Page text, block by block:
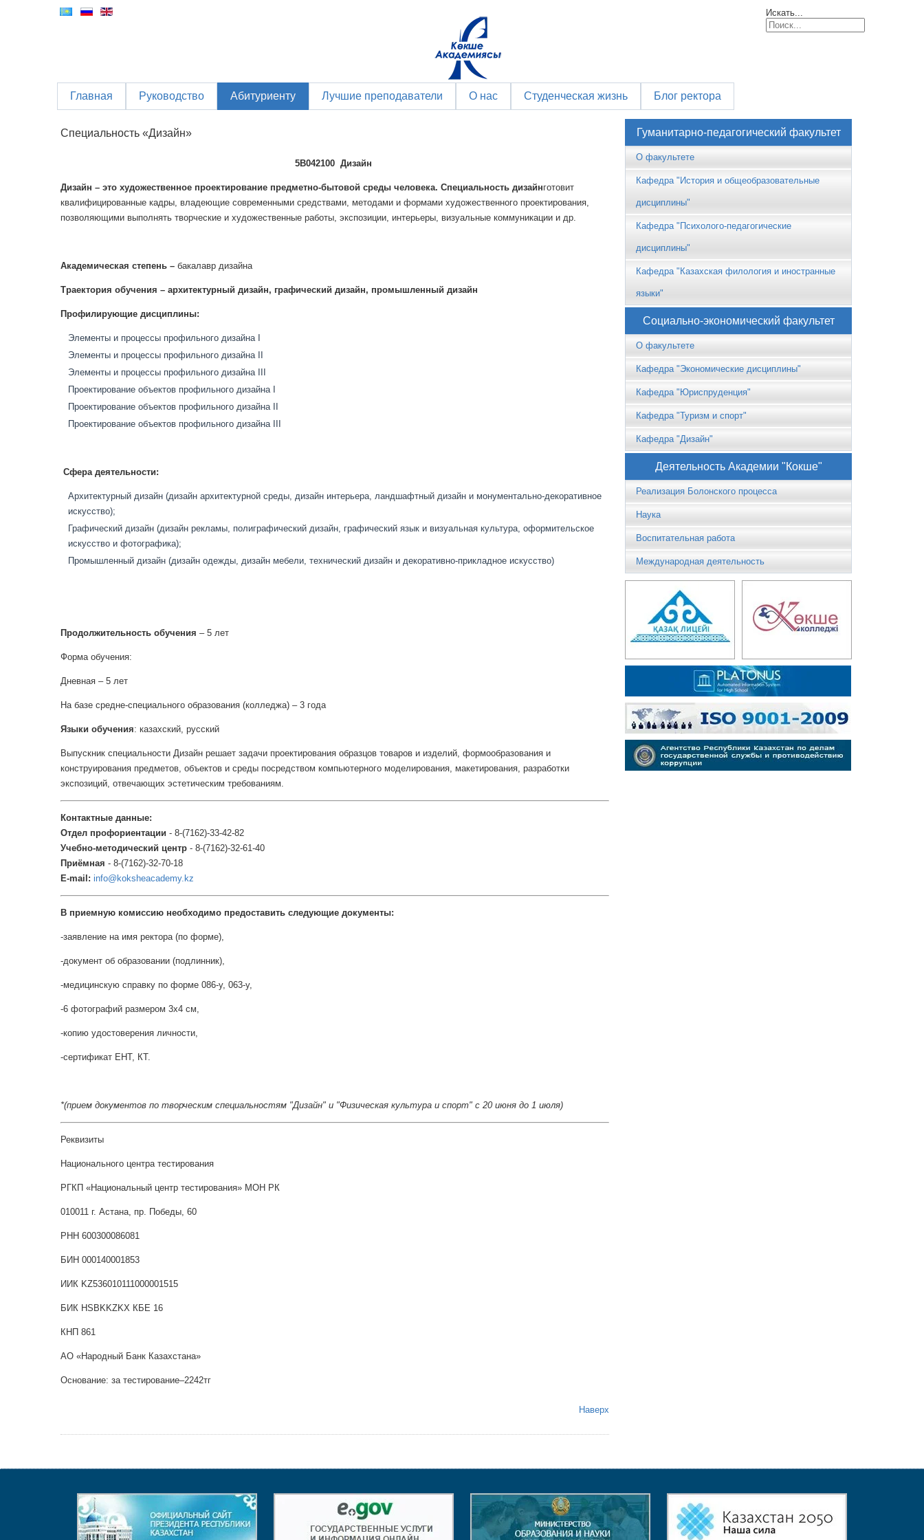
Искать...
Главная Руководство Абитуриенту Лучшие преподаватели О нас Студенческая жизнь Блог ректора
Специальность «Дизайн»
5В042100 Дизайн
Дизайн – это художественное проектирование предметно-бытовой среды человека. Специальность дизайнготовит
квалифицированные кадры, владеющие современными средствами, методами и формами художественного проектирования,
позволяющими выполнять творческие и художественные работы, экспозиции, интерьеры, визуальные коммуникации и др.
Академическая степень – бакалавр дизайна
Траектория обучения – архитектурный дизайн, графический дизайн, промышленный дизайн
Профилирующие дисциплины:
Элементы и процессы профильного дизайна I
Элементы и процессы профильного дизайна II
Элементы и процессы профильного дизайна III
Проектирование объектов профильного дизайна I
Проектирование объектов профильного дизайна II
Проектирование объектов профильного дизайна III
Сфера деятельности:
Архитектурный дизайн (дизайн архитектурной среды, дизайн интерьера, ландшафтный дизайн и монументально-декоративное
искусство);
Графический дизайн (дизайн рекламы, полиграфический дизайн, графический язык и визуальная культура, оформительское
искусство и фотографика);
Промышленный дизайн (дизайн одежды, дизайн мебели, технический дизайн и декоративно-прикладное искусство)
Продолжительность обучения – 5 лет
Форма обучения:
Дневная – 5 лет
На базе средне-специального образования (колледжа) – 3 года
Языки обучения: казахский, русский
Выпускник специальности Дизайн решает задачи проектирования образцов товаров и изделий, формообразования и
конструирования предметов, объектов и среды посредством компьютерного моделирования, макетирования, разработки
экспозиций, отвечающих эстетическим требованиям.
Контактные данные:
Отдел профориентации - 8-(7162)-33-42-82
Учебно-методический центр - 8-(7162)-32-61-40
Приёмная - 8-(7162)-32-70-18
E-mail: info@koksheacademy.kz
В приемную комиссию необходимо предоставить следующие документы:
-заявление на имя ректора (по форме),
-документ об образовании (подлинник),
-медицинскую справку по форме 086-у, 063-у,
-6 фотографий размером 3х4 см,
-копию удостоверения личности,
-сертификат ЕНТ, КТ.
*(прием документов по творческим специальностям "Дизайн" и "Физическая культура и спорт" с 20 июня до 1 июля)
Реквизиты
Национального центра тестирования
РГКП «Национальный центр тестирования» МОН РК
010011 г. Астана, пр. Победы, 60
РНН 600300086081
БИН 000140001853
ИИК KZ536010111000001515
БИК HSBKKZKX КБЕ 16
КНП 861
АО «Народный Банк Казахстана»
Основание: за тестирование–2242тг
Наверх
Гуманитарно-педагогический факультет
О факультете
Кафедра "История и общеобразовательные
дисциплины"
Кафедра "Психолого-педагогические
дисциплины"
Кафедра "Казахская филология и иностранные
языки"
Социально-экономический факультет
О факультете
Кафедра "Экономические дисциплины"
Кафедра "Юриспруденция"
Кафедра "Туризм и спорт"
Кафедра "Дизайн"
Деятельность Академии "Кокше"
Реализация Болонского процесса
Наука
Воспитательная работа
Международная деятельность